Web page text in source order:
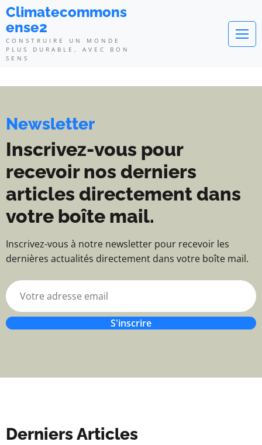
Climatecommonsense2 -
Climatecommons
ense2
CONSTRUIRE UN MONDE
PLUS DURABLE, AVEC BON
SENS
Newsletter
Inscrivez-vous pour
recevoir nos derniers
articles directement dans
votre boîte mail.
Inscrivez-vous à notre newsletter pour recevoir les
dernières actualités directement dans votre boîte mail.
S'inscrire
Derniers Articles